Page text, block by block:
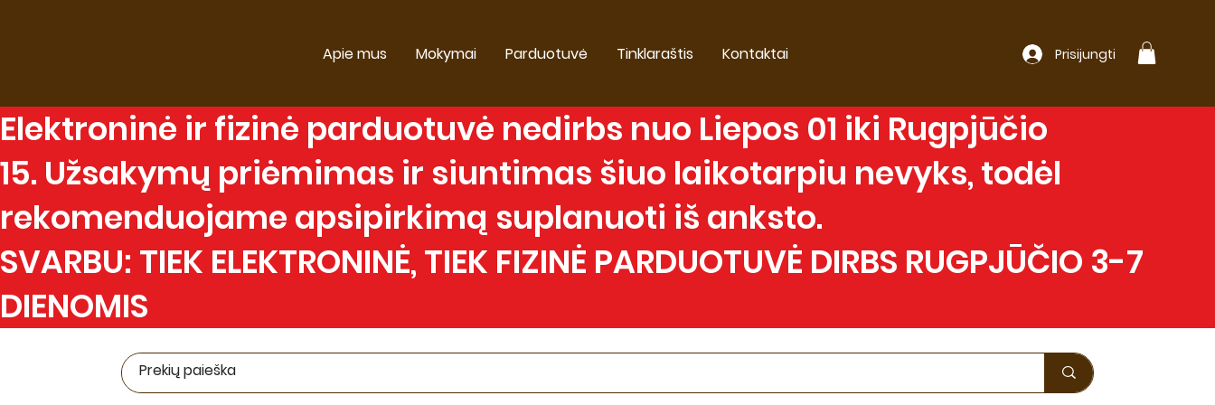
Prisijungti
Apie mus Mokymai Parduotuvė Tinklaraštis Kontaktai
Elektroninė ir fizinė parduotuvė nedirbs nuo Liepos 01 iki Rugpjūčio
15. Užsakymų priėmimas ir siuntimas šiuo laikotarpiu nevyks, todėl
rekomenduojame apsipirkimą suplanuoti iš anksto.
SVARBU: TIEK ELEKTRONINĖ, TIEK FIZINĖ PARDUOTUVĖ DIRBS RUGPJŪČIO 3-7
DIENOMIS